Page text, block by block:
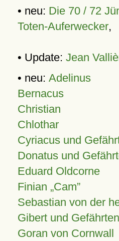
• neu: Die 70 / 72
Toten-Auferwecker,
• Update: Jean
• neu: Adelinus
Bernacus
Christian
Chlothar
Cyriacus und
Donatus und
Eduard Oldcorne
Finian Cam
Sebastian von der
Gibert und Gefährten
Goran von Cornwall